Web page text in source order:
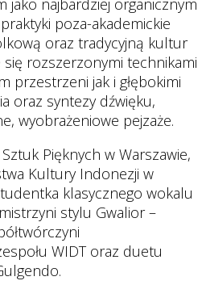
jako najbardziej organicznym
poza-akademickie
oraz tradycyjną kultur
się rozszerzonymi technikami
przestrzeni jak i głębokimi
oraz syntezy dźwięku,
wyobrażeniowe pejzaże.
Pięknych w Warszawie,
Kultury Indonezji w
klasycznego wokalu
stylu Gwalior –
WIDT oraz duetu